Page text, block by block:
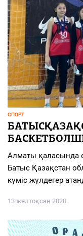
СПОРТ
Алматы қаласында
Батыс Қазақстан
күміс жүлдегер
13 желтоқсан 2020